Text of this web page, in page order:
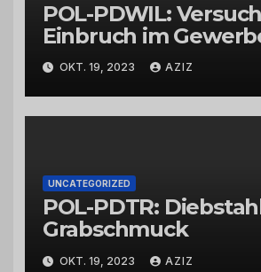
POL-PDWIL:
Einbruch im
Wittlich
OKT. 19, 2023 AZIZ
UNCATEGORIZED
POL-PDTR:
Grabschmuck
OKT. 19, 2023 AZIZ